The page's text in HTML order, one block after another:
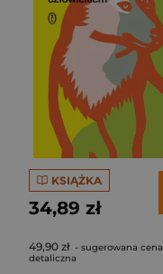
KSIĄŻKA
34,89 zł
49,90 zł - sugerowana cena
detaliczna